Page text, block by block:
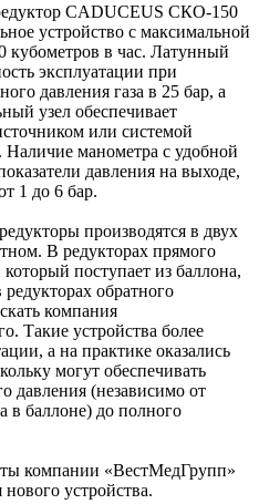
CADUCEUS СКО-150
устройство с максимальной
кубометров в час. Латунный
эксплуатации при
давления газа в 25 бар, а
узел обеспечивает
или системой
Наличие манометра с удобной
давления на выходе,
1 до 6 бар.
производятся в двух
В редукторах прямого
поступает из баллона,
обратного
компания
Такие устройства более
а на практике оказались
могут обеспечивать
давления (независимо от
в баллоне) до полного
компании «ВестМедГрупп»
устройства.